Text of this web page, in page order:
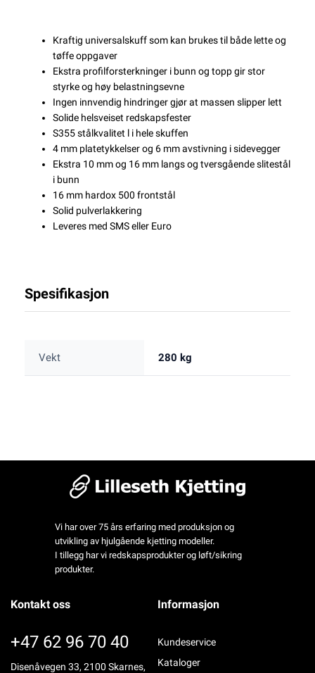
Kraftig universalskuff som kan brukes til både lette og
tøffe oppgaver
Ekstra profilforsterkninger i bunn og topp gir stor
styrke og høy belastningsevne
Ingen innvendig hindringer gjør at massen slipper lett
Solide helsveiset redskapsfester
S355 stålkvalitet l i hele skuffen
4 mm platetykkelser og 6 mm avstivning i sidevegger
Ekstra 10 mm og 16 mm langs og tversgående slitestål
i bunn
16 mm hardox 500 frontstål
Solid pulverlakkering
Leveres med SMS eller Euro
Spesifikasjon
Vekt 280 kg
Vi har over 75 års erfaring med produksjon og
utvikling av hjulgående kjetting modeller.
I tillegg har vi redskapsprodukter og løft/sikring
produkter.
Kontakt oss
+47 62 96 70 40
Disenåvegen 33, 2100 Skarnes,
Informasjon
Kundeservice
Kataloger